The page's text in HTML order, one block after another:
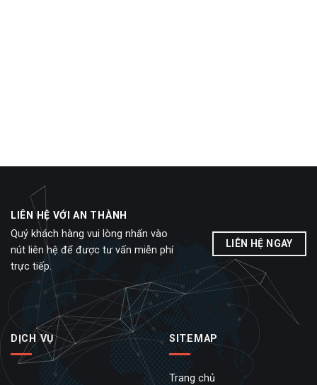
LIÊN HỆ VỚI AN THÀNH
Quý khách hàng vui lòng nhấn vào
nút liên hệ để được tư vấn miễn phí
trực tiếp.
LIÊN HỆ NGAY
DỊCH VỤ SITEMAP
Trang chủ